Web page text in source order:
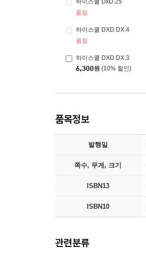
하이스쿨 DxD 25
품절
하이스쿨 DXD DX.4
품절
하이스쿨 DXD DX.3
6,300원 (10% 할인)
품목정보
발행일
쪽수, 무게, 크기
ISBN13
ISBN10
관련분류